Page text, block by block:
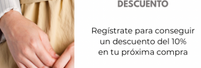
Lavar suave 30º
No usar lejía
No usar secadora